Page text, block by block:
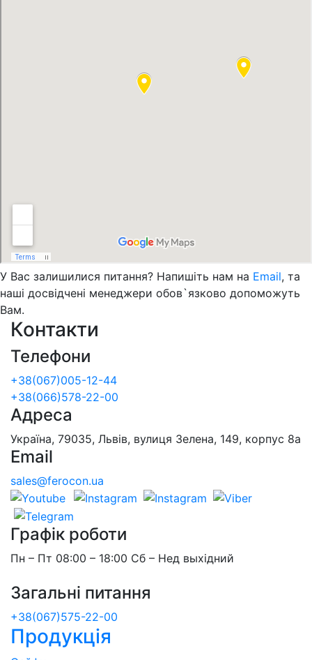
У Вас залишилися питання? Напишіть нам на Email, та
наші досвідчені менеджери обов`язково допоможуть
Вам.
Контакти
Телефони
+38(067)005-12-44
+38(066)578-22-00
Адреса
Україна, 79035, Львів, вулиця Зелена, 149, корпус 8а
Email
sales@ferocon.ua
Графік роботи
Пн – Пт 08:00 – 18:00 Сб – Нед выхідний
Загальні питання
+38(067)575-22-00
Продукція